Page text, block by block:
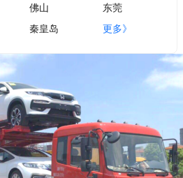
佛山
东莞
秦皇岛 更多》